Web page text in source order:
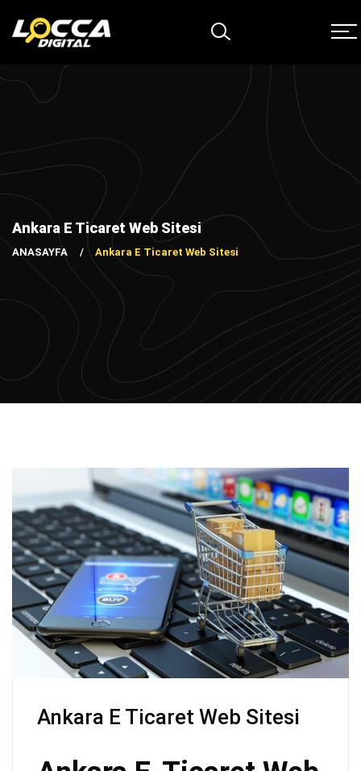
Ankara E Ticaret Web Sitesi
ANASAYFA Ankara E Ticaret Web Sitesi
Ankara E Ticaret Web Sitesi